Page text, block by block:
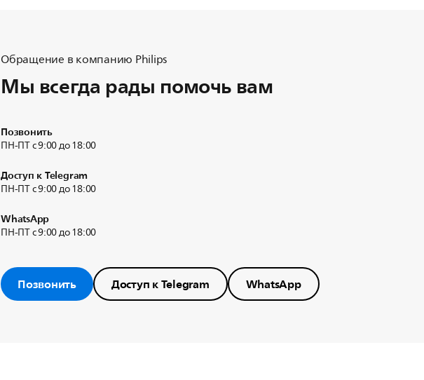
Обращение в компанию Philips
Мы всегда рады помочь вам
Позвонить
ПН-ПТ с 9:00 до 18:00
Доступ к Telegram
ПН-ПТ с 9:00 до 18:00
WhatsApp
ПН-ПТ с 9:00 до 18:00
Позвонить Доступ к Telegram WhatsApp